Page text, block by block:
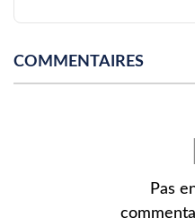
COMMENTAIRES
Pas